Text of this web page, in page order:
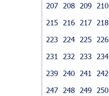
207
208 209 210
215
216 217 218
223
224 225 226
231
232 233 234
239
240 241 242
247
248 249 250